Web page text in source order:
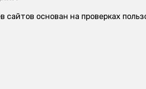
сайтов основан на проверках